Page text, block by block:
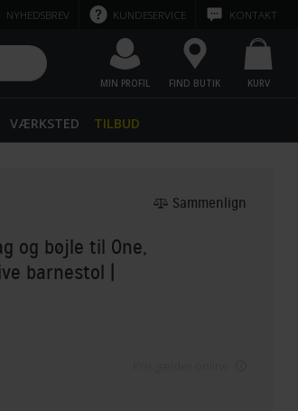
NYHEDSBREV KUNDESERVICE KONTAKT
MIN PROFIL FIND BUTIK KURV
VÆRKSTED TILBUD
og bøjle til One,
barnestol
Sammenlign